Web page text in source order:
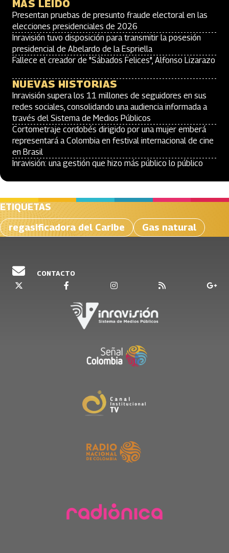
MÁS LEÍDO
Presentan pruebas de presunto fraude electoral en las
elecciones presidenciales de 2026
Inravisión tuvo disposición para transmitir la posesión
presidencial de Abelardo de la Espriella
Fallece el creador de "Sábados Felices", Alfonso Lizarazo
NUEVAS HISTORIAS
Inravisión supera los 11 millones de seguidores en sus
redes sociales, consolidando una audiencia informada a
través del Sistema de Medios Públicos
Cortometraje cordobés dirigido por una mujer emberá
representará a Colombia en festival internacional de cine
en Brasil
Inravisión: una gestión que hizo más público lo público
ETIQUETAS
regasificadora del Caribe
Gas natural
CONTACTO